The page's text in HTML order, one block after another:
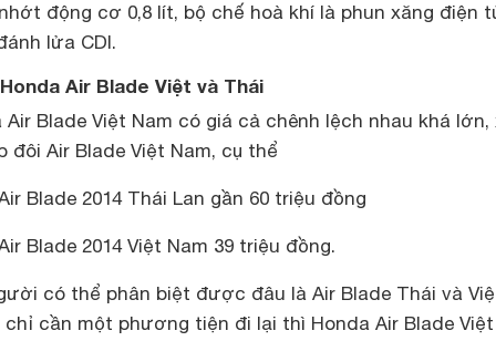
động cơ 0,8 lít, bộ chế hoà khí là phun xăng điện
lửa CDI.
Air Blade Việt và Thái
Air Blade Việt Nam có giá cả chênh lệch nhau khá lớn,
đôi Air Blade Việt Nam, cụ thể
Blade 2014 Thái Lan gần 60 triệu đồng
Blade 2014 Việt Nam 39 triệu đồng.
có thể phân biệt được đâu là Air Blade Thái và
cần một phương tiện đi lại thì Honda Air Blade